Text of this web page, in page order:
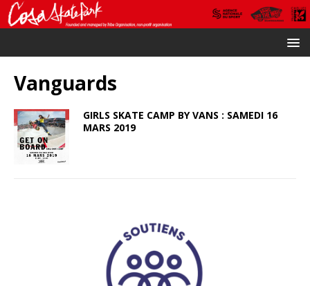
Vanguards
GIRLS SKATE CAMP BY VANS : SAMEDI 16
MARS 2019